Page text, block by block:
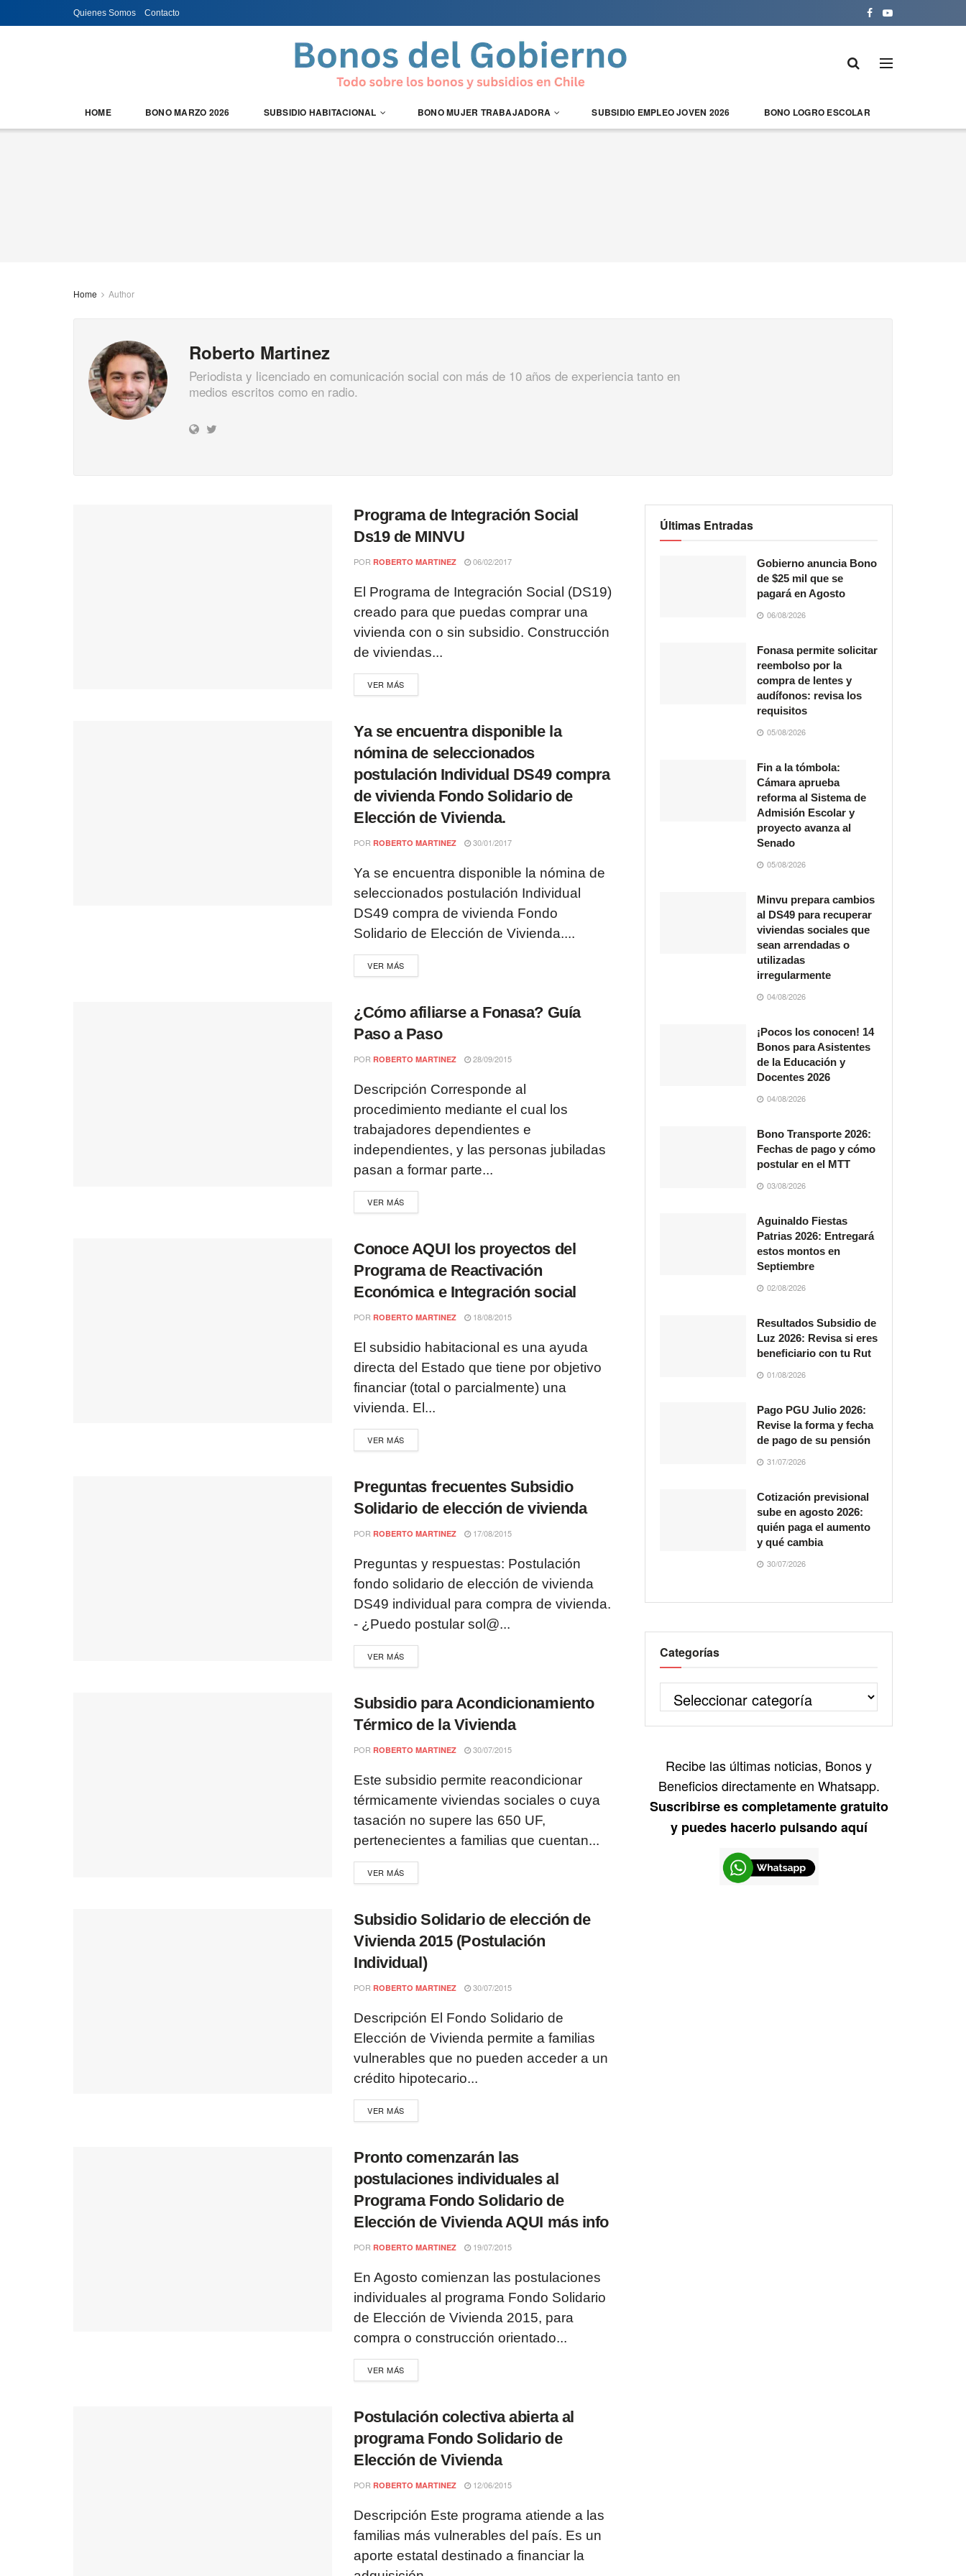
Quienes Somos Contacto
HOME BONO MARZO 2026 SUBSIDIO HABITACIONAL BONO MUJER TRABAJADORA SUBSIDIO EMPLEO JOVEN 2026 BONO LOGRO ESCOLAR
Home Author
Roberto Martinez
Periodista y licenciado en comunicación social con más de 10 años de experiencia tanto en
medios escritos como en radio.
Programa de Integración Social
Ds19 de MINVU
POR ROBERTO MARTINEZ 06/02/2017
El Programa de Integración Social (DS19)
creado para que puedas comprar una
vivienda con o sin subsidio. Construcción
de viviendas...
VER MÁS
Ya se encuentra disponible la
nómina de seleccionados
postulación Individual DS49 compra
de vivienda Fondo Solidario de
Elección de Vivienda.
POR ROBERTO MARTINEZ 30/01/2017
Ya se encuentra disponible la nómina de
seleccionados postulación Individual
DS49 compra de vivienda Fondo
Solidario de Elección de Vivienda....
VER MÁS
¿Cómo afiliarse a Fonasa? Guía
Paso a Paso
POR ROBERTO MARTINEZ 28/09/2015
Descripción Corresponde al
procedimiento mediante el cual los
trabajadores dependientes e
independientes, y las personas jubiladas
pasan a formar parte...
VER MÁS
Conoce AQUI los proyectos del
Programa de Reactivación
Económica e Integración social
POR ROBERTO MARTINEZ 18/08/2015
El subsidio habitacional es una ayuda
directa del Estado que tiene por objetivo
financiar (total o parcialmente) una
vivienda. El...
VER MÁS
Preguntas frecuentes Subsidio
Solidario de elección de vivienda
POR ROBERTO MARTINEZ 17/08/2015
Preguntas y respuestas: Postulación
fondo solidario de elección de vivienda
DS49 individual para compra de vivienda.
- ¿Puedo postular sol@...
VER MÁS
Subsidio para Acondicionamiento
Térmico de la Vivienda
POR ROBERTO MARTINEZ 30/07/2015
Este subsidio permite reacondicionar
térmicamente viviendas sociales o cuya
tasación no supere las 650 UF,
pertenecientes a familias que cuentan...
VER MÁS
Subsidio Solidario de elección de
Vivienda 2015 (Postulación
Individual)
POR ROBERTO MARTINEZ 30/07/2015
Descripción El Fondo Solidario de
Elección de Vivienda permite a familias
vulnerables que no pueden acceder a un
crédito hipotecario...
VER MÁS
Pronto comenzarán las
postulaciones individuales al
Programa Fondo Solidario de
Elección de Vivienda AQUI más info
POR ROBERTO MARTINEZ 19/07/2015
En Agosto comienzan las postulaciones
individuales al programa Fondo Solidario
de Elección de Vivienda 2015, para
compra o construcción orientado...
VER MÁS
Postulación colectiva abierta al
programa Fondo Solidario de
Elección de Vivienda
POR ROBERTO MARTINEZ 12/06/2015
Descripción Este programa atiende a las
familias más vulnerables del país. Es un
aporte estatal destinado a financiar la
Últimas Entradas
Gobierno anuncia Bono
de $25 mil que se
pagará en Agosto
06/08/2026
Fonasa permite solicitar
reembolso por la
compra de lentes y
audífonos: revisa los
requisitos
05/08/2026
Fin a la tómbola:
Cámara aprueba
reforma al Sistema de
Admisión Escolar y
proyecto avanza al
Senado
05/08/2026
Minvu prepara cambios
al DS49 para recuperar
viviendas sociales que
sean arrendadas o
utilizadas
irregularmente
04/08/2026
¡Pocos los conocen! 14
Bonos para Asistentes
de la Educación y
Docentes 2026
04/08/2026
Bono Transporte 2026:
Fechas de pago y cómo
postular en el MTT
03/08/2026
Aguinaldo Fiestas
Patrias 2026: Entregará
estos montos en
Septiembre
02/08/2026
Resultados Subsidio de
Luz 2026: Revisa si eres
beneficiario con tu Rut
01/08/2026
Pago PGU Julio 2026:
Revise la forma y fecha
de pago de su pensión
31/07/2026
Cotización previsional
sube en agosto 2026:
quién paga el aumento
y qué cambia
30/07/2026
Categorías
Recibe las últimas noticias, Bonos y
Beneficios directamente en Whatsapp.
Suscribirse es completamente gratuito
y puedes hacerlo pulsando aquí